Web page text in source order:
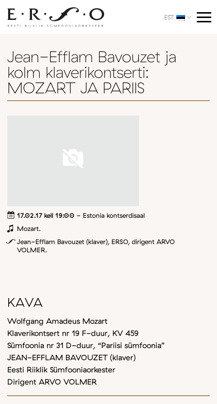
content
EST
Jean-Efflam Bavouzet ja
kolm klaverikontserti:
MOZART JA PARIIS
17.02.17 kell 19:00 - Estonia kontserdisaal
Mozart.
Jean-Efflam Bavouzet (klaver), ERSO, dirigent ARVO
VOLMER.
KAVA
Wolfgang Amadeus Mozart
Klaverikontsert nr 19 F-duur, KV 459
Sümfoonia nr 31 D-duur, “Pariisi sümfoonia”
JEAN-EFFLAM BAVOUZET (klaver)
Eesti Riiklik Sümfooniaorkester
Dirigent ARVO VOLMER